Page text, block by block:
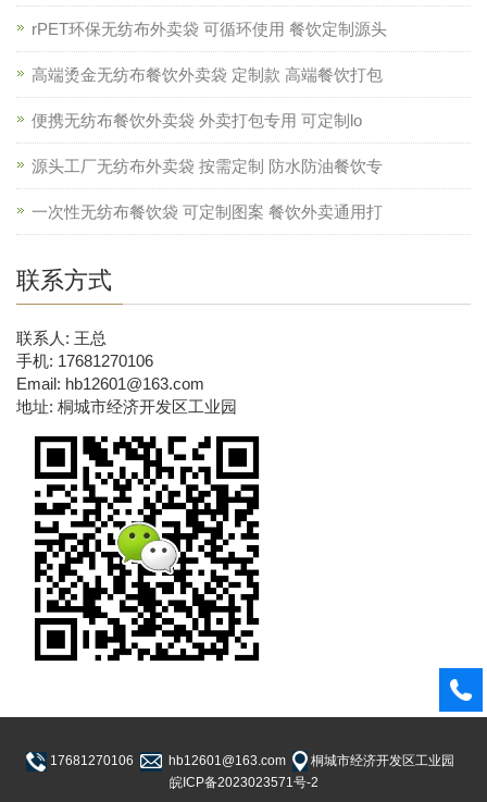
rPET环保无纺布外卖袋 可循环使用 餐饮定制源头
高端烫金无纺布餐饮外卖袋 定制款 高端餐饮打包
便携无纺布餐饮外卖袋 外卖打包专用 可定制lo
源头工厂无纺布外卖袋 按需定制 防水防油餐饮专
一次性无纺布餐饮袋 可定制图案 餐饮外卖通用打
联系方式
联系人: 王总
手机: 17681270106
Email: hb12601@163.com
地址: 桐城市经济开发区工业园
17681270106 hb12601@163.com
桐城市经济开发区工业园
皖ICP备2023023571号-2